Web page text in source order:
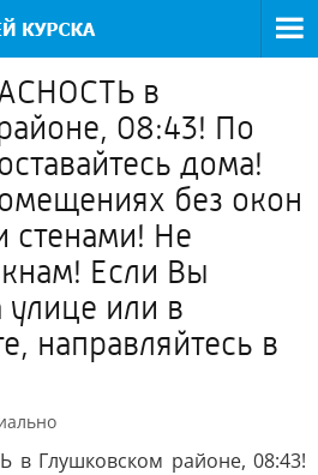
в
08:43! По
дома!
без окон
Не
Если Вы
улице или в
направляйтесь в
Глушковском районе, 08:43!